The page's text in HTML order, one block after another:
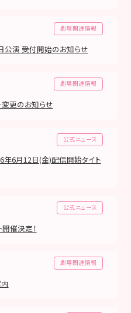
劇場関連情報
演 受付開始のお知らせ
劇場関連情報
変更のお知らせ
公式ニュース
年6月12日(金)配信開始タイト
公式ニュース
催決定！
劇場関連情報